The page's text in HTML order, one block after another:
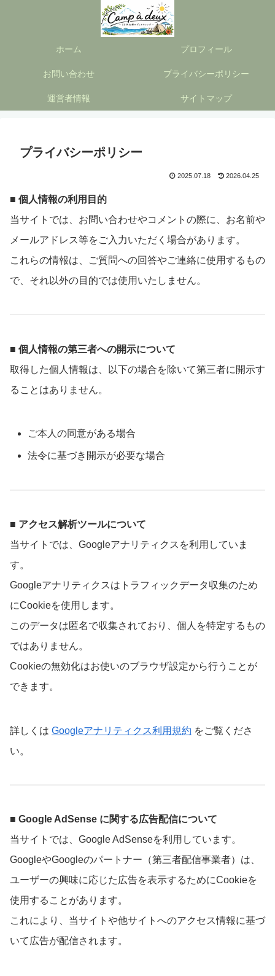
ホーム プロフィール
お問い合わせ プライバシーポリシー
運営者情報 サイトマップ
プライバシーポリシー
2025.07.18 2026.04.25
■ 個人情報の利用目的
当サイトでは、お問い合わせやコメントの際に、お名前や
メールアドレス等をご入力いただく場合があります。
これらの情報は、ご質問への回答やご連絡に使用するもの
で、それ以外の目的では使用いたしません。
■ 個人情報の第三者への開示について
取得した個人情報は、以下の場合を除いて第三者に開示す
ることはありません。
ご本人の同意がある場合
法令に基づき開示が必要な場合
■ アクセス解析ツールについて
当サイトでは、Googleアナリティクスを利用していま
す。
Googleアナリティクスはトラフィックデータ収集のため
にCookieを使用します。
このデータは匿名で収集されており、個人を特定するもの
ではありません。
Cookieの無効化はお使いのブラウザ設定から行うことが
できます。
詳しくは Googleアナリティクス利用規約 をご覧くださ
い。
■ Google AdSense に関する広告配信について
当サイトでは、Google AdSenseを利用しています。
GoogleやGoogleのパートナー（第三者配信事業者）は、
ユーザーの興味に応じた広告を表示するためにCookieを
使用することがあります。
これにより、当サイトや他サイトへのアクセス情報に基づ
いて広告が配信されます。